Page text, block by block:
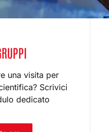
una visita per
Scrivici
dedicato